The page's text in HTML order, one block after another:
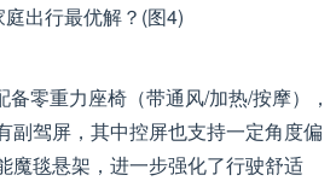
零重力座椅（带通风/加热/按摩），
副驾屏，其中控屏也支持一定角度偏
魔毯悬架，进一步强化了行驶舒适